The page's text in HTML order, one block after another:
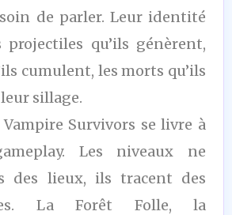
de parler. Leur identité
projectiles qu’ils génèrent,
cumulent, les morts qu’ils
sillage.
Survivors se livre à
Les niveaux ne
des lieux, ils tracent des
La Forêt Folle, la